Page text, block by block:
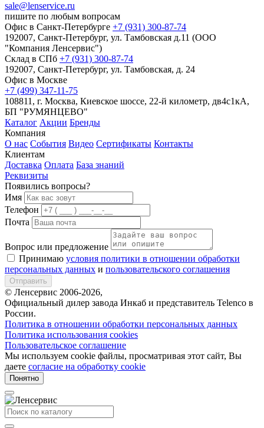
sale@lenservice.ru
пишите по любым вопросам
Офис в Санкт-Петербурге +7 (931) 300-87-74
192007, Санкт-Петербург, ул. Тамбовская д.11 (ООО
"Компания Ленсервис")
Склад в СПб +7 (931) 300-87-74
192007, Санкт-Петербург, ул. Тамбовская, д. 24
Офис в Москве
+7 (499) 347-11-75
108811, г. Москва, Киевское шоссе, 22-й километр, дв4с1кА,
БП "РУМЯНЦЕВО"
Каталог Акции Бренды
Компания
О нас События Видео Сертификаты Контакты
Клиентам
Доставка Оплата База знаний
Реквизиты
Появились вопросы?
Имя
Телефон
Почта
Вопрос или предложение
Принимаю условия политики в отношении обработки
персональных данных и пользовательского соглашения
Отправить
© Ленсервис 2006-2026,
Официальный дилер завода Инкаб и представитель Telenco в
России.
Политика в отношении обработки персональных данных
Политика использования cookies
Пользовательское соглашение
Мы используем cookie файлы, просматривая этот сайт, Вы
даете согласие на обработку cookie
Понятно